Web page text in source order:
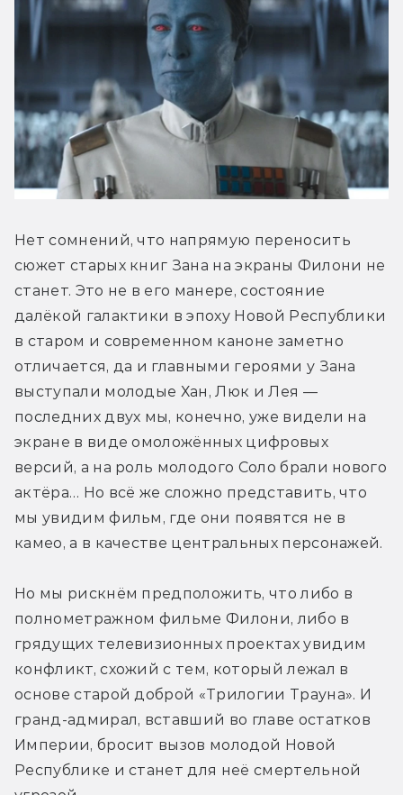
Нет сомнений, что напрямую переносить
сюжет старых книг Зана на экраны Филони не
станет. Это не в его манере, состояние
далёкой галактики в эпоху Новой Республики
в старом и современном каноне заметно
отличается, да и главными героями у Зана
выступали молодые Хан, Люк и Лея —
последних двух мы, конечно, уже видели на
экране в виде омоложённых цифровых
версий, а на роль молодого Соло брали нового
актёра… Но всё же сложно представить, что
мы увидим фильм, где они появятся не в
камео, а в качестве центральных персонажей.
Но мы рискнём предположить, что либо в
полнометражном фильме Филони, либо в
грядущих телевизионных проектах увидим
конфликт, схожий с тем, который лежал в
основе старой доброй «Трилогии Трауна». И
гранд-адмирал, вставший во главе остатков
Империи, бросит вызов молодой Новой
Республике и станет для неё смертельной